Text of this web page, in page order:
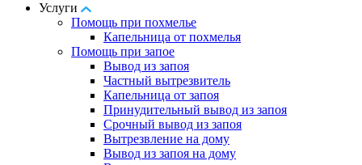
Услуги
Помощь при похмелье
Капельница от похмелья
Помощь при запое
Вывод из запоя
Частный вытрезвитель
Капельница от запоя
Принудительный вывод из запоя
Срочный вывод из запоя
Вытрезвление на дому
Вывод из запоя на дому